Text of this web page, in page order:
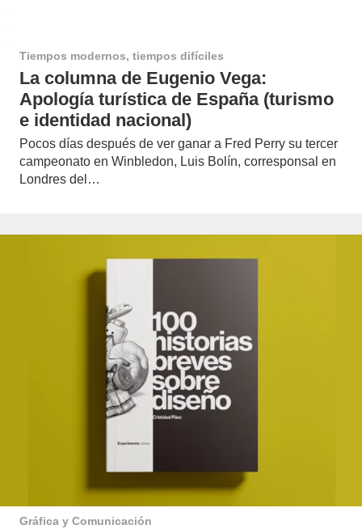
Tiempos modernos, tiempos difíciles
La columna de Eugenio Vega:
Apología turística de España (turismo
e identidad nacional)
Pocos días después de ver ganar a Fred Perry su tercer
campeonato en Winbledon, Luis Bolín, corresponsal en
Londres del…
Gráfica y Comunicación